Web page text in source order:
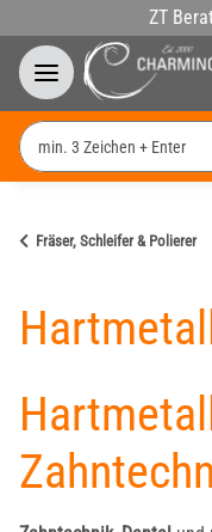
ZT
Fräser, Schleifer & Polierer